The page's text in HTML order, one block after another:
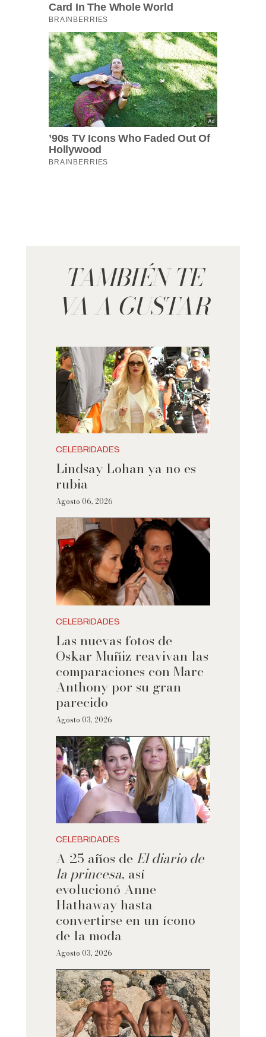
TAMBIÉN TE
VA A GUSTAR
CELEBRIDADES
Lindsay Lohan ya no es
rubia
Agosto 06, 2026
CELEBRIDADES
Las nuevas fotos de
Oskar Muñiz reavivan las
comparaciones con Marc
Anthony por su gran
parecido
Agosto 03, 2026
CELEBRIDADES
A 25 años de El diario de
la princesa, así
evolucionó Anne
Hathaway hasta
convertirse en un ícono
de la moda
Agosto 03, 2026